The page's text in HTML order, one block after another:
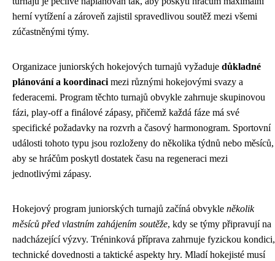
herní vytížení a zároveň zajistil spravedlivou soutěž mezi všemi
zúčastněnými týmy.
Organizace juniorských hokejových turnajů vyžaduje důkladné
plánování a koordinaci mezi různými hokejovými svazy a
federacemi. Program těchto turnajů obvykle zahrnuje skupinovou
fázi, play-off a finálové zápasy, přičemž každá fáze má své
specifické požadavky na rozvrh a časový harmonogram. Sportovní
události tohoto typu jsou rozloženy do několika týdnů nebo měsíců,
aby se hráčům poskytl dostatek času na regeneraci mezi
jednotlivými zápasy.
Hokejový program juniorských turnajů začíná obvykle několik
měsíců před vlastním zahájením soutěže, kdy se týmy připravují na
nadcházející výzvy. Tréninková příprava zahrnuje fyzickou kondici,
technické dovednosti a taktické aspekty hry. Mladí hokejisté musí